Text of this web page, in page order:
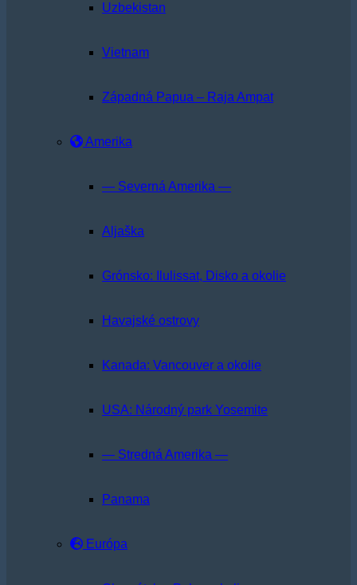
Uzbekistan
Vietnam
Západná Papua – Raja Ampat
Amerika
— Severná Amerika —
Aljaška
Grónsko: Ilulissat, Disko a okolie
Havajské ostrovy
Kanada: Vancouver a okolie
USA: Národný park Yosemite
— Stredná Amerika —
Panama
Európa